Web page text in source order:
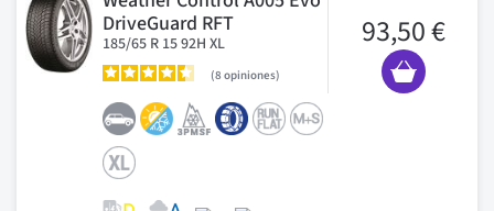
DriveGuard RFT
185/65 R 15 92H XL
8 opiniones
93,50 €